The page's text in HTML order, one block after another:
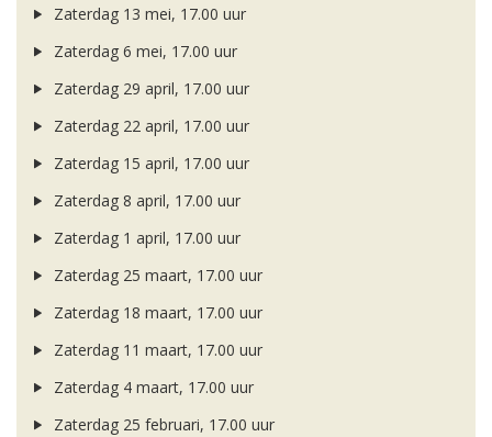
Zaterdag 13 mei, 17.00 uur
Zaterdag 6 mei, 17.00 uur
Zaterdag 29 april, 17.00 uur
Zaterdag 22 april, 17.00 uur
Zaterdag 15 april, 17.00 uur
Zaterdag 8 april, 17.00 uur
Zaterdag 1 april, 17.00 uur
Zaterdag 25 maart, 17.00 uur
Zaterdag 18 maart, 17.00 uur
Zaterdag 11 maart, 17.00 uur
Zaterdag 4 maart, 17.00 uur
Zaterdag 25 februari, 17.00 uur